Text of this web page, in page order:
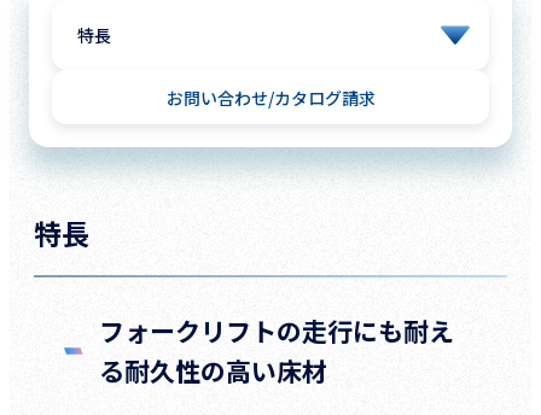
お問い合わせ カタログ請求
特長
フォークリフトの走行にも耐え
る耐久性の高い床材